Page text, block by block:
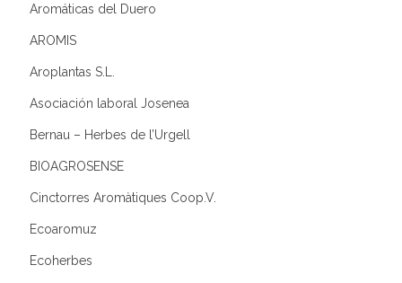
Aromáticas del Duero
AROMIS
Aroplantas S.L.
Asociación laboral Josenea
Bernau – Herbes de l’Urgell
BIOAGROSENSE
Cinctorres Aromàtiques Coop.V.
Ecoaromuz
Ecoherbes